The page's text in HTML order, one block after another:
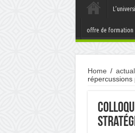
offre de formation
Home /
répercussions